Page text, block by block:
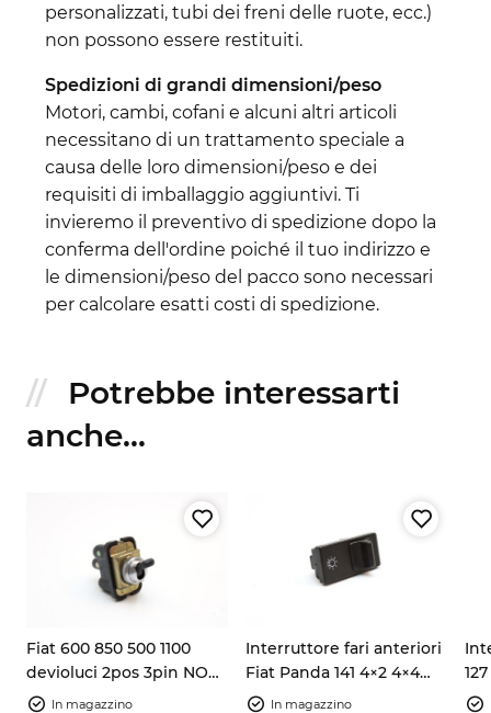
personalizzati, tubi dei freni delle ruote, ecc.)
non possono essere restituiti.
Spedizioni di grandi dimensioni/peso
Motori, cambi, cofani e alcuni altri articoli
necessitano di un trattamento speciale a
causa delle loro dimensioni/peso e dei
requisiti di imballaggio aggiuntivi. Ti
invieremo il preventivo di spedizione dopo la
conferma dell'ordine poiché il tuo indirizzo e
le dimensioni/peso del pacco sono necessari
per calcolare esatti costi di spedizione.
Potrebbe interessarti
anche...
Fiat 600 850 500 1100
devioluci 2pos 3pin NOS
nero/cromo
In magazzino
Interruttore fari anteriori
Fiat Panda 141 4×2 4×4
7550639In magazzino